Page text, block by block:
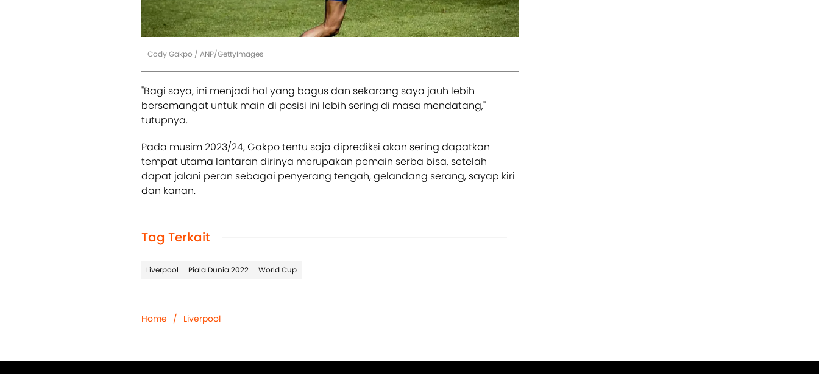
Cody Gakpo / ANP/GettyImages
"Bagi saya, ini menjadi hal yang bagus dan sekarang saya jauh lebih
bersemangat untuk main di posisi ini lebih sering di masa mendatang,"
tutupnya.
Pada musim 2023/24, Gakpo tentu saja diprediksi akan sering dapatkan
tempat utama lantaran dirinya merupakan pemain serba bisa, setelah
dapat jalani peran sebagai penyerang tengah, gelandang serang, sayap kiri
dan kanan.
Tag Terkait
Liverpool Piala Dunia 2022 World Cup
Home / Liverpool